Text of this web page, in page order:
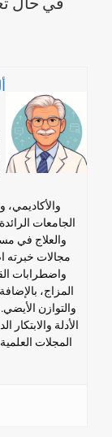
الجامعات
والعلاج في
واضطرابات
المزاج،
والتوازن
الأدلة
المجلات